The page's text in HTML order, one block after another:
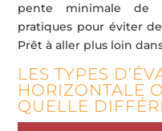
pente minimale de
pratiques pour éviter
Prêt à aller plus loin
LES TYPES
HORIZONTALE
QUELLE